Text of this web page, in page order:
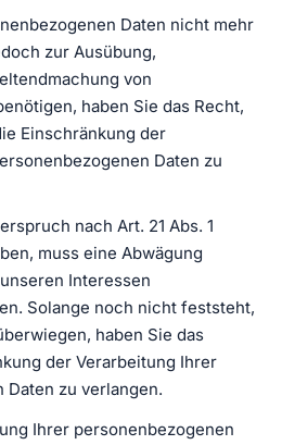
Daten nicht mehr
zur Ausübung,
von
haben Sie das Recht,
Einschränkung der
Daten zu
nach Art. 21 Abs. 1
muss eine Abwägung
Interessen
Solange noch nicht feststeht,
haben Sie das
der Verarbeitung Ihrer
Daten zu verlangen.
Ihrer personenbezogenen